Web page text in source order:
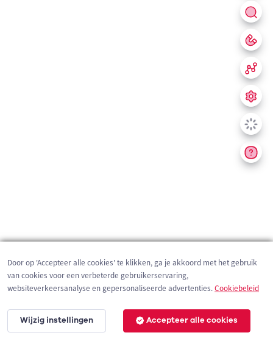
200 m
Door op 'Accepteer alle cookies' te klikken, ga je akkoord met het gebruik
van cookies voor een verbeterde gebruikerservaring,
websiteverkeersanalyse en gepersonaliseerde advertenties.Cookiebeleid
Wijzig instellingen Accepteer alle cookies